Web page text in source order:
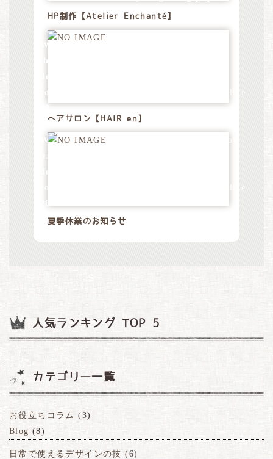
28
Warning
/home/xs528794/tommy-
design.jp/public_html/wp-
content/themes/tommydesign/blog.php
Warning : Attempt to read property "name" on
null in
design.jp/public_html/wp-
content/themes/tommydesign/blog.php
on line
28
HP制作【Atelier Enchanté】
ヘアサロン【HAIR en】
夏季休業のお知らせ
人気ランキング TOP 5
カテゴリー一覧
お役立ちコラム (3)
Blog (8)
日常で使えるデザインの技 (6)